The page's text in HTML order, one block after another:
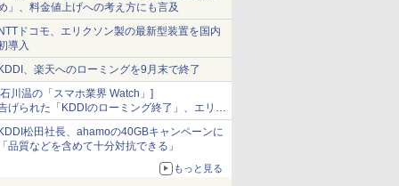
」、料金値上げへの考え方にも言及
ドコモ、エリクソン製の最新型装置を国内
導入
、楽天へのローミングを9月末で終了
川温の「スマホ業界 Watch」]
げられた「KDDIのローミング終了」、エリア
ップの落とし穴と楽天モバイルの課題
松田社長、ahamoの40GBキャンペーンに
品質などを含めて十分対抗できる」
もっと見る